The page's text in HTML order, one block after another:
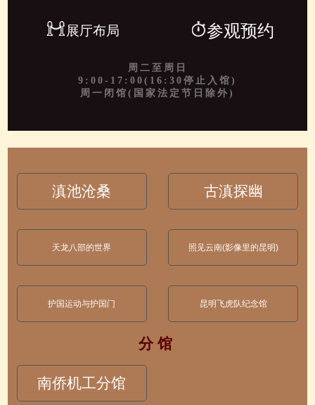
展厅布局 参观预约
周二至周日
9:00-17:00(16:30停止入馆)
周一闭馆(国家法定节日除外)
滇池沧桑 古滇探幽
天龙八部的世界 照见云南(影像里的昆明)
护国运动与护国门 昆明飞虎队纪念馆
分 馆
南侨机工分馆